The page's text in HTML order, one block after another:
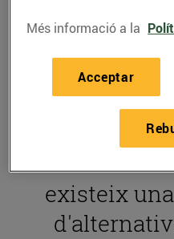
productes
pasta o
això,
lliure de
fàcil
existeix
Més informació a la
Acceptar